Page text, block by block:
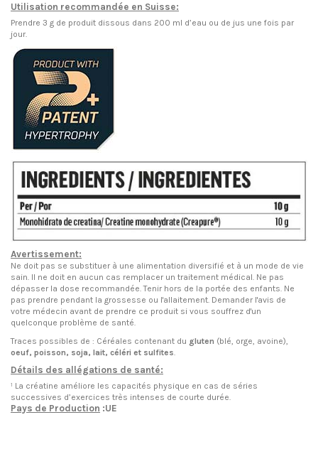
Utilisation recommandée en Suisse:
Prendre 3 g de produit dissous dans 200 ml d’eau ou de jus une fois par
jour.
Avertissement:
Ne doit pas se substituer à une alimentation diversifié et à un mode de vie
sain. Il ne doit en aucun cas remplacer un traitement médical. Ne pas
dépasser la dose recommandée. Tenir hors de la portée des enfants. Ne
pas prendre pendant la grossesse ou l'allaitement. Demander l'avis de
votre médecin avant de prendre ce produit si vous souffrez d'un
quelconque problème de santé.
Traces possibles de : Céréales contenant du gluten (blé, orge, avoine),
oeuf, poisson, soja, lait, céléri et sulfites.
Détails des allégations de santé:
¹ La créatine améliore les capacités physique en cas de séries
successives d’exercices très intenses de courte durée.
Pays de Production :UE